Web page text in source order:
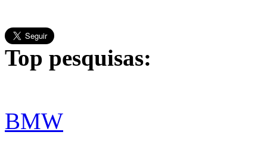
Top pesquisas:
BMW